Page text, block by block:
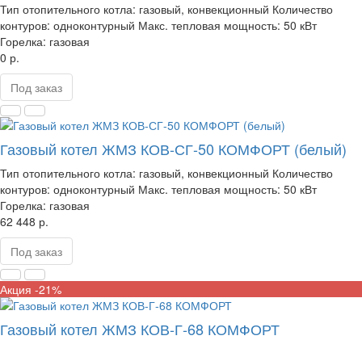
Тип отопительного котла: газовый, конвекционный Количество
контуров: одноконтурный Макс. тепловая мощность: 50 кВт
Горелка: газовая
0 р.
Под заказ
Газовый котел ЖМЗ КОВ-СГ-50 КОМФОРТ (белый)
Тип отопительного котла: газовый, конвекционный Количество
контуров: одноконтурный Макс. тепловая мощность: 50 кВт
Горелка: газовая
62 448 р.
Под заказ
Акция -21%
Газовый котел ЖМЗ КОВ-Г-68 КОМФОРТ